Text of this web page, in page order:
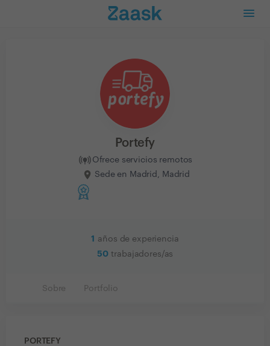
Portefy
Ofrece servicios remotos
Sede en Madrid, Madrid
1
años de experiencia
50 trabajadores/as
Sobre Portfolio
PORTEFY